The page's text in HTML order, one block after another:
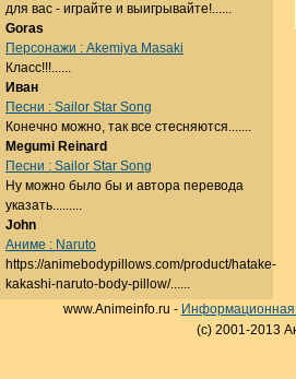
для вас - играйте и выигрывайте!......
Goras
Персонажи : Akemiya Masaki
Класс!!!......
Иван
Песни : Sailor Star Song
Конечно можно, так все стесняются.......
Megumi Reinard
Песни : Sailor Star Song
Ну можно было бы и автора перевода
указать.........
John
Аниме : Naruto
https://animebodypillows.com/product/hatake-
kakashi-naruto-body-pillow/......
www.Animeinfo.ru - Информационная
(c) 2001-2013